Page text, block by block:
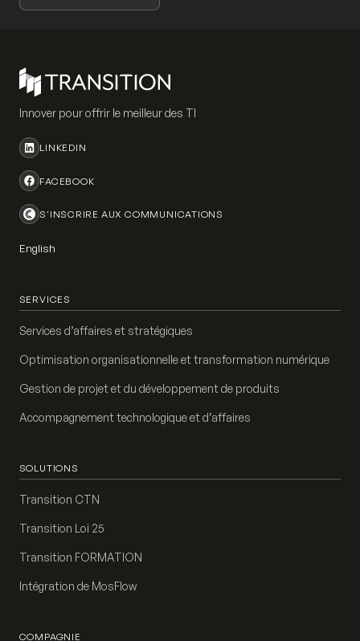
Innover pour offrir le meilleur des TI
LINKEDIN
FACEBOOK
S'INSCRIRE AUX COMMUNICATIONS
English
SERVICES
Services d’affaires et stratégiques
Optimisation organisationnelle et transformation numérique
Gestion de projet et du développement de produits
Accompagnement technologique et d’affaires
SOLUTIONS
Transition CTN
Transition Loi 25
Transition FORMATION
Intégration de MosFlow
COMPAGNIE